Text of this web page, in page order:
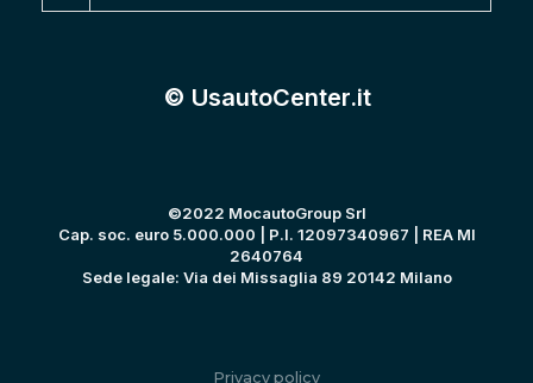
© UsautoCenter.it
©2022 MocautoGroup Srl
Cap. soc. euro 5.000.000 | P.I. 12097340967 | REA MI
2640764
Sede legale: Via dei Missaglia 89 20142 Milano
Privacy policy